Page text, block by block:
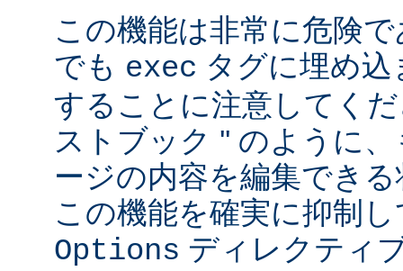
この機能は非常に危険
でも exec タグに埋め
することに注意してく
ストブック '' のように
ージの内容を編集でき
この機能を確実に抑制
Options ディレクティ